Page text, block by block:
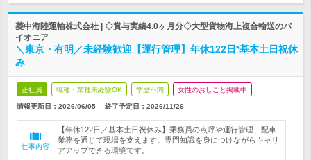
菱中海陸運輸株式会社 | ◇賞与実績4.0ヶ月分◇大型貨物海上複合輸送のパ
イオニア
＼東京・有明／未経験歓迎【運行管理】年休122日*基本土日祝休
み
正社員 職種・業種未経験OK 学歴不問 女性のおしごと掲載中
情報更新日：2026/06/05 終了予定日： 2026/11/26
仕事内容
【年休122日／基本土日祝休み】乗務員の点呼や運行管理、配車
業務を通じて現場を支えます。専門知識を身につけながらキャリ
アアップできる環境です。